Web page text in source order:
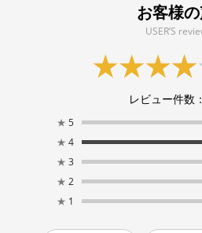
お客様
USER’S
レビュー件数：
★ 5
★ 4
★ 3
★ 2
★ 1